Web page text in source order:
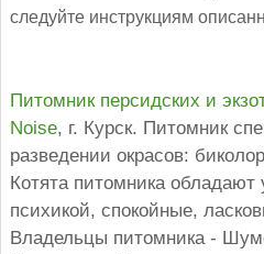
следуйте инструкциям
Питомник персидских и
Noise, г. Курск. Питомник
разведении окрасов:
Котята питомника обладают
психикой, спокойные,
Владельцы питомника -